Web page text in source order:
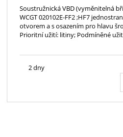
Soustružnická VBD (vyměnitelná
WCGT 020102E-FF2 ;HF7
otvorem a s osazením pro hlavu
Prioritní užití: litiny; Podmíněné
2 dny